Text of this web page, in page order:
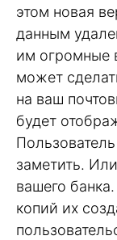
этом новая
данным
им огромные
может
на ваш
будет
заметить.
вашего
копий их